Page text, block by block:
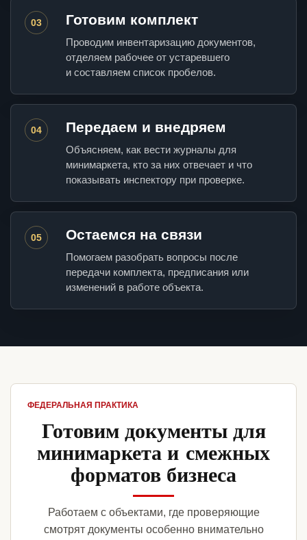
03 Готовим комплект
Проводим инвентаризацию документов,
отделяем рабочее от устаревшего
и составляем список пробелов.
04 Передаем и внедряем
Объясняем, как вести журналы для
минимаркета, кто за них отвечает и что
показывать инспектору при проверке.
05 Остаемся на связи
Помогаем разобрать вопросы после
передачи комплекта, предписания или
изменений в работе объекта.
ФЕДЕРАЛЬНАЯ ПРАКТИКА
Готовим документы для
минимаркета и смежных
форматов бизнеса
Работаем с объектами, где проверяющие
смотрят документы особенно внимательно